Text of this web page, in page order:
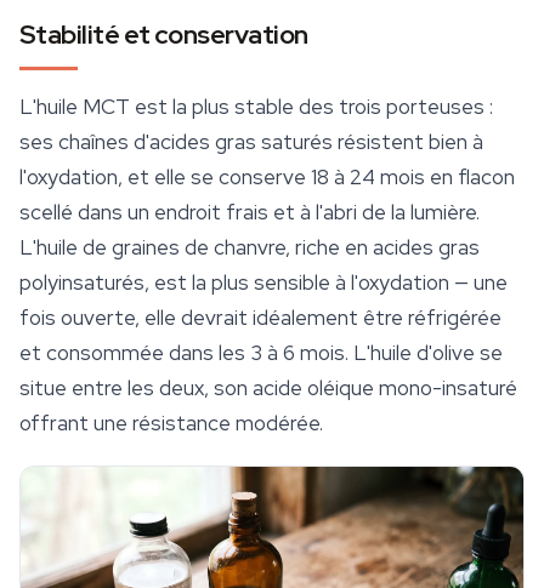
Stabilité et conservation
L'huile MCT est la plus stable des trois porteuses :
ses chaînes d'acides gras saturés résistent bien à
l'oxydation, et elle se conserve 18 à 24 mois en flacon
scellé dans un endroit frais et à l'abri de la lumière.
L'huile de graines de chanvre, riche en acides gras
polyinsaturés, est la plus sensible à l'oxydation — une
fois ouverte, elle devrait idéalement être réfrigérée
et consommée dans les 3 à 6 mois. L'huile d'olive se
situe entre les deux, son acide oléique mono-insaturé
offrant une résistance modérée.